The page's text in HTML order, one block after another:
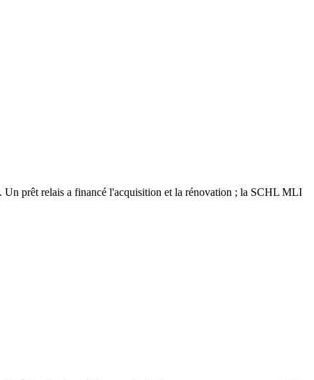
Un prêt relais a financé l'acquisition et la rénovation ; la SCHL MLI